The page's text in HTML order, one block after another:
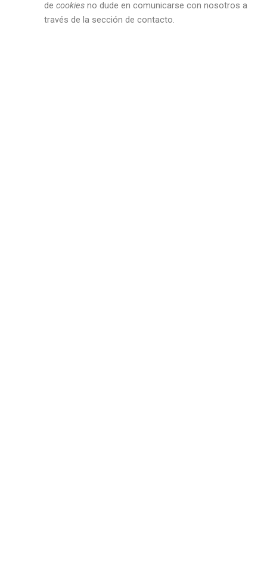
de cookiesno dude en comunicarse con nosotros a
través de la sección de contacto.